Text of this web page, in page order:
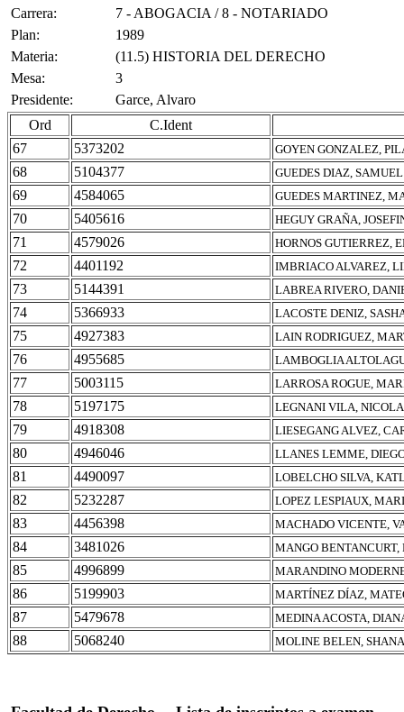
Carrera:
7 - ABOGACIA / 8 - NOTARIADO
Plan:
1989
Materia:
(11.5) HISTORIA DEL DERECHO
Mesa:
3
Presidente:
Garce, Alvaro
Ord
C.Ident
67
5373202 GOYEN GONZALEZ,
68 5104377 GUEDES DIAZ,
69 4584065 GUEDES MARTINEZ,
70 5405616 HEGUY GRAÑA,
71 4579026 HORNOS GUTIERREZ,
72 4401192 IMBRIACO ALVAREZ,
73 5144391 LABREA RIVERO,
74 5366933 LACOSTE DENIZ,
75 4927383 LAIN RODRIGUEZ,
76 4955685 LAMBOGLIA
77 5003115 LARROSA ROGUE,
78 5197175 LEGNANI VILA,
79 4918308 LIESEGANG ALVEZ,
80 4946046 LLANES LEMME,
81 4490097 LOBELCHO SILVA,
82 5232287 LOPEZ LESPIAUX,
83 4456398 MACHADO VICENTE,
84 3481026 MANGO
85 4996899 MARANDINO
86 5199903 MARTÍNEZ DÍAZ,
87 5479678 MEDINA ACOSTA,
88 5068240 MOLINE BELEN,